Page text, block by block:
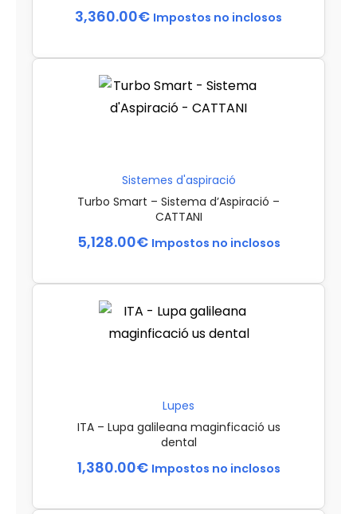
3,360.00€ Impostos no inclosos
Sistemes d'aspiració
Turbo Smart – Sistema d’Aspiració –
CATTANI
5,128.00€ Impostos no inclosos
Lupes
ITA – Lupa galileana maginficació us
dental
1,380.00€ Impostos no inclosos